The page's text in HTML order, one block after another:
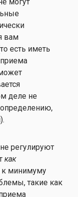
вам
есть иметь
деле не
регулируют
как
к минимуму
такие как